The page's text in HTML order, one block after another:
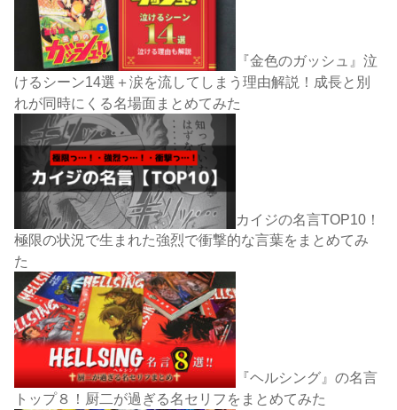
『金色のガッシュ』泣
けるシーン14選＋涙を流してしまう理由解説！成長と別
れが同時にくる名場面まとめてみた
カイジの名言TOP10！
極限の状況で生まれた強烈で衝撃的な言葉をまとめてみ
た
『ヘルシング』の名言
トップ８！厨二が過ぎる名セリフをまとめてみた